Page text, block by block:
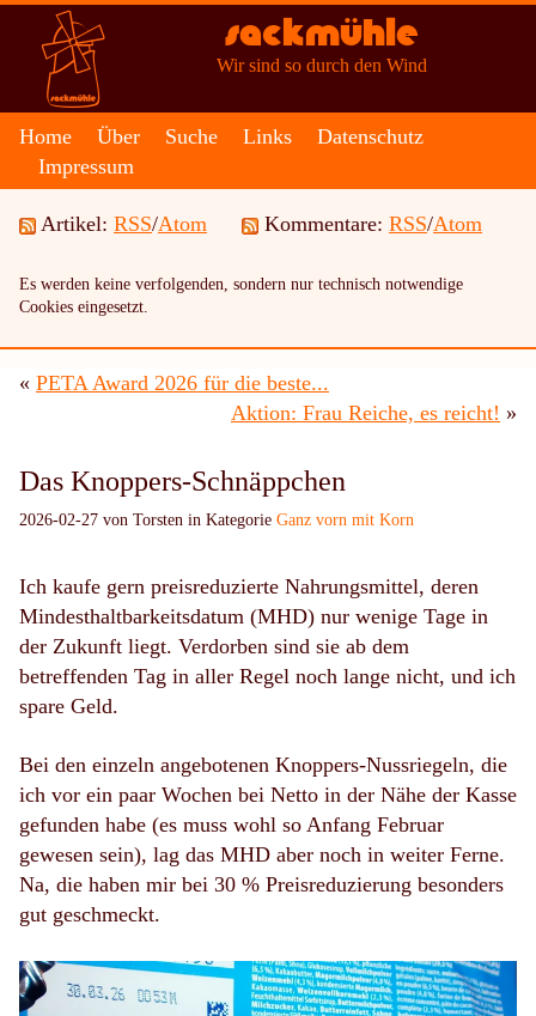
Sackmühle
Wir sind so durch den Wind
Home Über Suche Links
Datenschutz
Impressum
Artikel: RSS/Atom Kommentare: RSS/Atom
Es werden keine verfolgenden, sondern nur technisch notwendige
Cookies eingesetzt.
« PETA Award 2026 für die beste...
Aktion: Frau Reiche, es reicht! »
Das Knoppers-Schnäppchen
2026-02-27 von Torsten in Kategorie Ganz vorn mit Korn
Ich kaufe gern preisreduzierte Nahrungsmittel, deren
Mindesthaltbarkeitsdatum (MHD) nur wenige Tage in
der Zukunft liegt. Verdorben sind sie ab dem
betreffenden Tag in aller Regel noch lange nicht, und ich
spare Geld.
Bei den einzeln angebotenen Knoppers-Nussriegeln, die
ich vor ein paar Wochen bei Netto in der Nähe der Kasse
gefunden habe (es muss wohl so Anfang Februar
gewesen sein), lag das MHD aber noch in weiter Ferne.
Na, die haben mir bei 30 % Preisreduzierung besonders
gut geschmeckt.